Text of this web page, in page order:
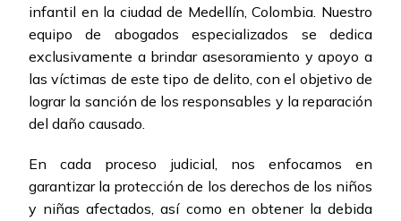
infantil en la ciudad de Medellín, Colombia. Nuestro
equipo de abogados especializados se dedica
exclusivamente a brindar asesoramiento y apoyo a
las víctimas de este tipo de delito, con el objetivo de
lograr la sanción de los responsables y la reparación
del daño causado.
En cada proceso judicial, nos enfocamos en
garantizar la protección de los derechos de los niños
y niñas afectados, así como en obtener la debida